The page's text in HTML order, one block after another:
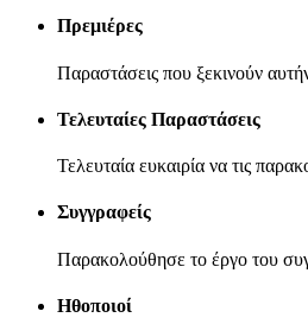
Πρεμιέρες
Παραστάσεις που ξεκινούν
Τελευταίες Παραστάσεις
Τελευταία ευκαιρία να τις
Συγγραφείς
Παρακολούθησε το έργο του
Ηθοποιοί